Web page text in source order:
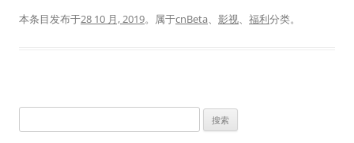
本条目发布于28 10 月, 2019。属于cnBeta、 影视、 福利分类。
索：